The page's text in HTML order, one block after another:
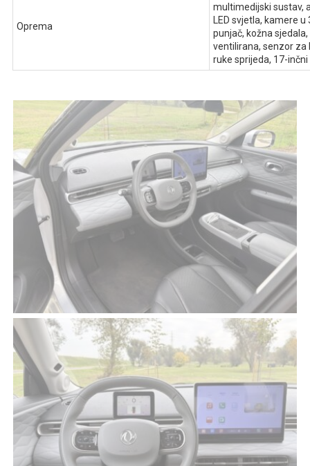
Oprema
multimedijski sustav,
LED svjetla, kamere
punjač, kožna
ventilirana, senzor
ruke sprijeda, 17-